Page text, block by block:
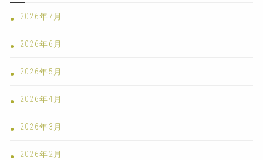
2026年7月
2026年6月
2026年5月
2026年4月
2026年3月
2026年2月